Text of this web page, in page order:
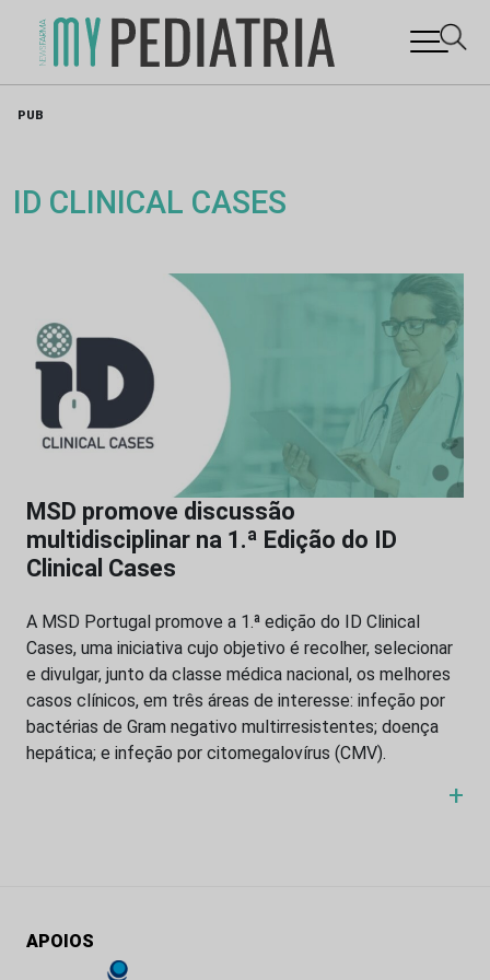
PUB
ID CLINICAL CASES
MSD promove discussão
multidisciplinar na 1.ª Edição do ID
Clinical Cases
A MSD Portugal promove a 1.ª edição do ID Clinical
Cases, uma iniciativa cujo objetivo é recolher, selecionar
e divulgar, junto da classe médica nacional, os melhores
casos clínicos, em três áreas de interesse: infeção por
bactérias de Gram negativo multirresistentes; doença
hepática; e infeção por citomegalovírus (CMV).
+
APOIOS